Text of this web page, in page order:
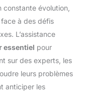
constante évolution,
à des défis
L’assistance
essentiel pour
sur des experts, les
leurs problèmes
anticiper les